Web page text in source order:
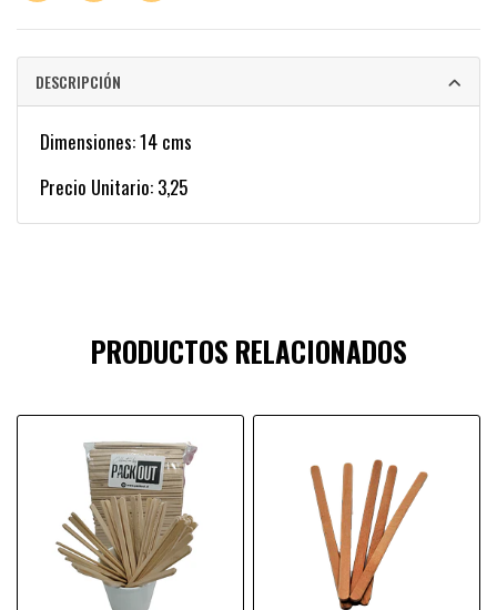
DESCRIPCIÓN
Dimensiones: 14 cms
Precio Unitario: 3,25
PRODUCTOS RELACIONADOS